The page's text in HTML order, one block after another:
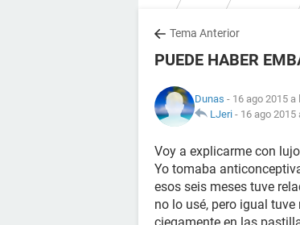
Tema Anterior
PUEDE HABER
Dunas - 16 ago 2015 a
LJeri - 16 ago 2015
Voy a explicarme con
Yo tomaba
esos seis meses tuve
no lo usé, pero igual